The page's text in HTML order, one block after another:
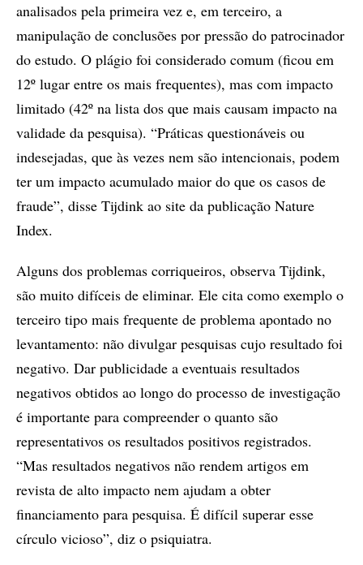
analisados pela primeira vez e, em terceiro, a
manipulação de conclusões por pressão do patrocinador
do estudo. O plágio foi considerado comum (ficou em
12º lugar entre os mais frequentes), mas com impacto
limitado (42º na lista dos que mais causam impacto na
validade da pesquisa). “Práticas questionáveis ou
indesejadas, que às vezes nem são intencionais, podem
ter um impacto acumulado maior do que os casos de
fraude”, disse Tijdink ao site da publicação Nature
Index.
Alguns dos problemas corriqueiros, observa Tijdink,
são muito difíceis de eliminar. Ele cita como exemplo o
terceiro tipo mais frequente de problema apontado no
levantamento: não divulgar pesquisas cujo resultado foi
negativo. Dar publicidade a eventuais resultados
negativos obtidos ao longo do processo de investigação
é importante para compreender o quanto são
representativos os resultados positivos registrados.
“Mas resultados negativos não rendem artigos em
revista de alto impacto nem ajudam a obter
financiamento para pesquisa. É difícil superar esse
círculo vicioso”, diz o psiquiatra.